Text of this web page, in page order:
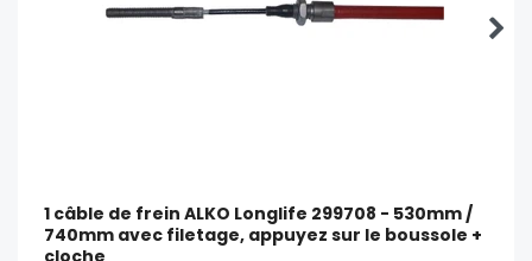
1 câble de frein ALKO Longlife 299708 - 530mm /
740mm avec filetage, appuyez sur le boussole +
cloche